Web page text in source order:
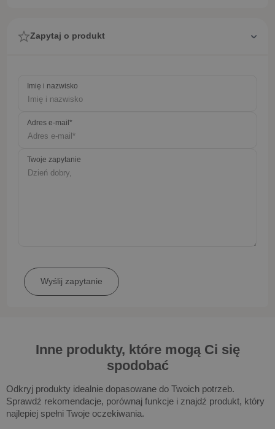
Zapytaj o produkt
Imię i nazwisko
Adres e-mail*
Twoje zapytanie
Inne produkty, które mogą Ci się
spodobać
Odkryj produkty idealnie dopasowane do Twoich potrzeb.
Sprawdź rekomendacje, porównaj funkcje i znajdź produkt, który
najlepiej spełni Twoje oczekiwania.